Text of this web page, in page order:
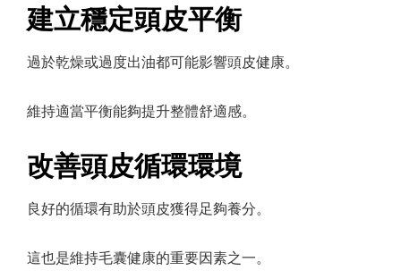
建立穩定頭皮平衡
過於乾燥或過度出油都可能影響頭皮健康。
維持適當平衡能夠提升整體舒適感。
改善頭皮循環環境
良好的循環有助於頭皮獲得足夠養分。
這也是維持毛囊健康的重要因素之一。